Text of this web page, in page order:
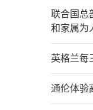
联合国总
和家属为
英格兰每
通伦体验